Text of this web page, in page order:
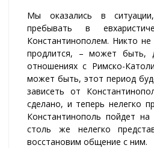
Мы оказались в
пребывать в
Константинополем. Никто не
продлится, – может быть,
отношениях с Римско-
может быть, этот период
зависеть от
сделано, и теперь нелегко
Константинополь пойдет
столь же нелегко
восстановим общение с ним.